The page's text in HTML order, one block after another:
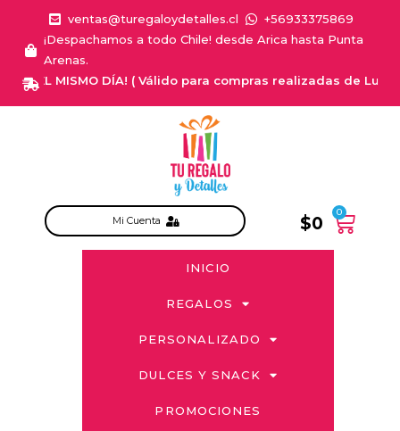
ventas@turegaloydetalles.cl
+56933375869
¡Despachamos a todo Chile! desde Arica hasta Punta
Arenas.
EL MISMO DÍA! ( Válido para compras realizadas de Lunes
Mi Cuenta $0
0
INICIO
REGALOS
PERSONALIZADO
DULCES Y SNACK
PROMOCIONES